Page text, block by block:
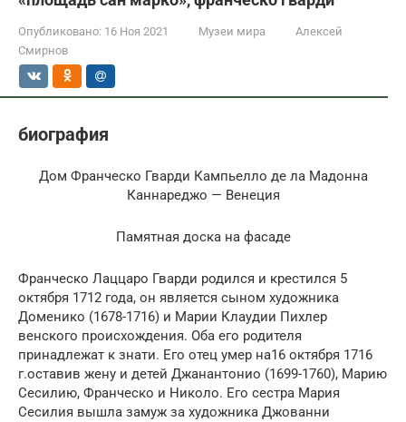
Опубликовано: 16 Ноя 2021 Музеи мира
Алексей
Смирнов
биография
Дом Франческо Гварди Кампьелло де ла Мадонна
Каннареджо — Венеция
Памятная доска на фасаде
Франческо Лаццаро ​​Гварди родился и крестился 5
октября 1712 года, он является сыном художника
Доменико (1678-1716) и Марии Клаудии Пихлер
венского происхождения. Оба его родителя
принадлежат к знати. Его отец умер на16 октября 1716
г.оставив жену и детей Джанантонио (1699-1760), Марию
Сесилию, Франческо и Николо. Его сестра Мария
Сесилия вышла замуж за художника Джованни